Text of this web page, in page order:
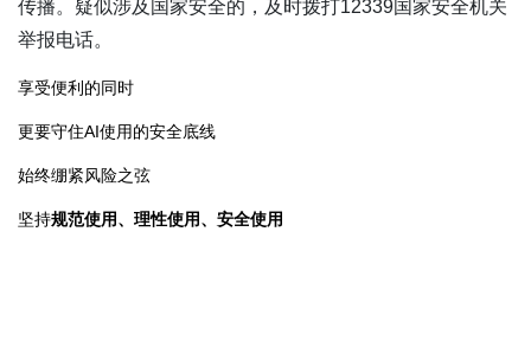
传播。疑似涉及国家安全的，及时拨打12339国家安全机关
举报电话。
享受便利的同时
更要守住AI使用的安全底线
始终绷紧风险之弦
坚持规范使用、理性使用、安全使用